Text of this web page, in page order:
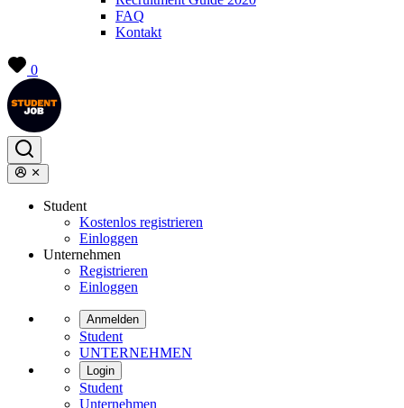
FAQ
Kontakt
0
Student
Kostenlos registrieren
Einloggen
Unternehmen
Registrieren
Einloggen
Anmelden
Student
UNTERNEHMEN
Login
Student
Unternehmen